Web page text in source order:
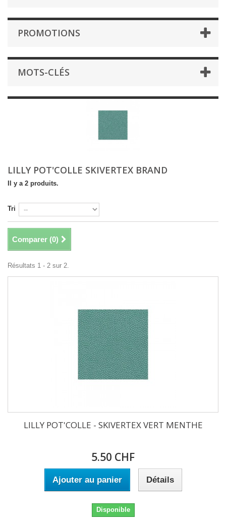
PROMOTIONS
MOTS-CLÉS
LILLY POT'COLLE SKIVERTEX BRAND
Il y a 2 produits.
Tri
Comparer (0)
Résultats 1 - 2 sur 2.
LILLY POT'COLLE - SKIVERTEX VERT MENTHE
5.50 CHF
Ajouter au panier Détails
Disponible